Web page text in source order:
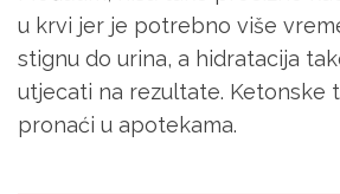
u krvi jer je potrebno više
stignu do urina, a hidratacija
utjecati na rezultate. Ketonske
pronaći u apotekama.